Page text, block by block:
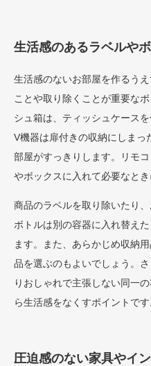
生活感のあるラベルや
生活感のないお部屋を作るう
ことや取り除くことが重要な
シュ箱は、ティッシュケース
V機器は扉付きの収納にしまっ
部屋がすっきりします。リモ
やボックスに入れて必要なとき
商品のラベルを取り除いたり
ボトルは別の容器に入れ替え
ます。また、あらかじめ収納
品を選ぶのもよいでしょう。
りおしゃれで主張しない同一
ら生活感をなくすポイントです
圧迫感のない家具やイ